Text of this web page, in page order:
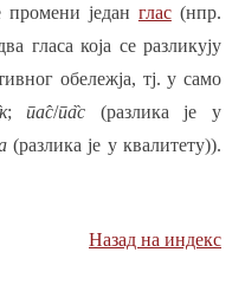
један глас(нпр.
гласа која се разликују
обележја, тј. у само
;па̂с/па̏с (разлика је у
(разлика је у квалитету)).
Назад на индекс